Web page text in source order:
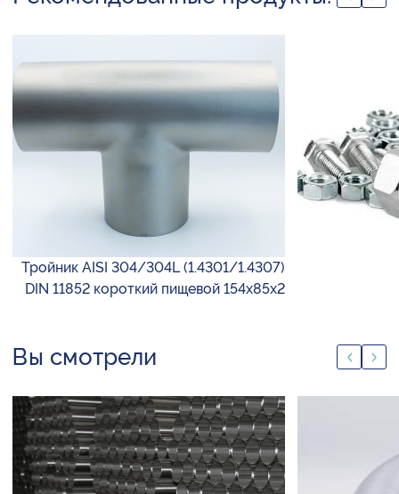
Тройник AISI 304/304L (1.4301/1.4307)
DIN 11852 короткий пищевой 154х85х2
Вы смотрели